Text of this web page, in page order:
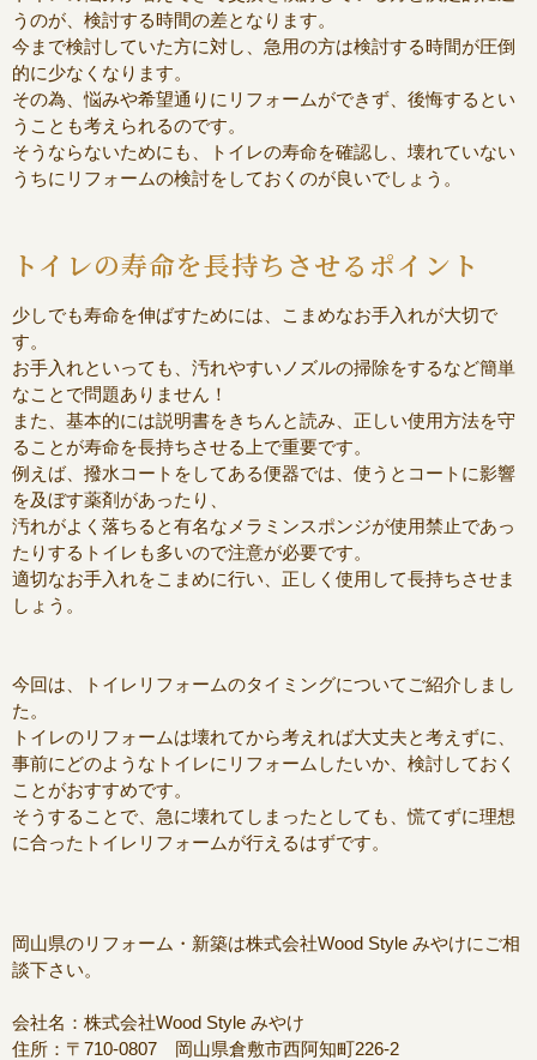
うのが、検討する時間の差となります。
今まで検討していた方に対し、急用の方は検討する時間が圧倒
的に少なくなります。
その為、悩みや希望通りにリフォームができず、後悔するとい
うことも考えられるのです。
そうならないためにも、トイレの寿命を確認し、壊れていない
うちにリフォームの検討をしておくのが良いでしょう。
トイレの寿命を長持ちさせるポイント
少しでも寿命を伸ばすためには、こまめなお手入れが大切で
す。
お手入れといっても、汚れやすいノズルの掃除をするなど簡単
なことで問題ありません！
また、基本的には説明書をきちんと読み、正しい使用方法を守
ることが寿命を長持ちさせる上で重要です。
例えば、撥水コートをしてある便器では、使うとコートに影響
を及ぼす薬剤があったり、
汚れがよく落ちると有名なメラミンスポンジが使用禁止であっ
たりするトイレも多いので注意が必要です。
適切なお手入れをこまめに行い、正しく使用して長持ちさせま
しょう。
今回は、トイレリフォームのタイミングについてご紹介しまし
た。
トイレのリフォームは壊れてから考えれば大丈夫と考えずに、
事前にどのようなトイレにリフォームしたいか、検討しておく
ことがおすすめです。
そうすることで、急に壊れてしまったとしても、慌てずに理想
に合ったトイレリフォームが行えるはずです。
岡山県のリフォーム・新築は株式会社Wood Style みやけにご相
談下さい。
会社名：株式会社Wood Style みやけ
住所：〒710-0807 岡山県倉敷市西阿知町226-2